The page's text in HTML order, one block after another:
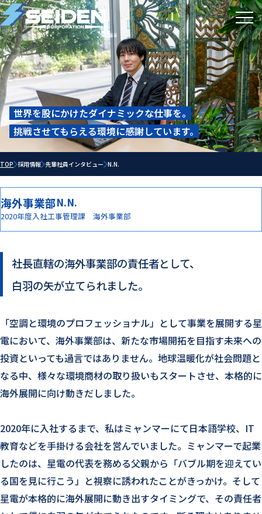
世界を股にかけたダイナミックな仕事を。
挑戦させてもらえる環境に感謝しています。
TOP 採用情報 先輩社員インタビュー N.N.
海外事業部N.N.
2020年度入社工事管理課 海外事業部
社長直轄の海外事業部の責任者として、
白羽の矢が立てられました。
「空調と環境のプロフェッショナル」として事業を展開する星
電において、海外事業部は、新たな市場開拓を目指す未来への
投資といっても過言ではありません。地球温暖化が社会問題と
なる中、様々な環境商材の取り扱いもスタートさせ、本格的に
海外展開に向け動きだしました。
2020年に入社するまで、私はミャンマーにて日本語学校、IT
教育などを手掛ける会社を営んでいました。ミャンマーで起業
したのは、星電の代表を務める父親から「バブル期を迎えてい
る国を見に行こう」と視察に誘われたことがきっかけ。そして
星電が本格的に海外展開に動き出すタイミングで、その責任者